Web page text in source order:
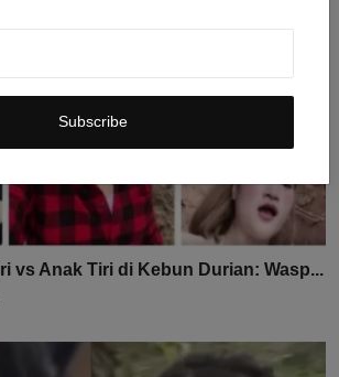
Subscribe
vs Anak Tiri di Kebun Durian: Wasp...